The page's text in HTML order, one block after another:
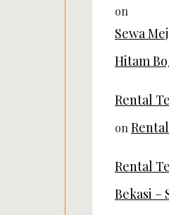
on
Sewa
Hitam
Rental
on
Rental
Bekasi –